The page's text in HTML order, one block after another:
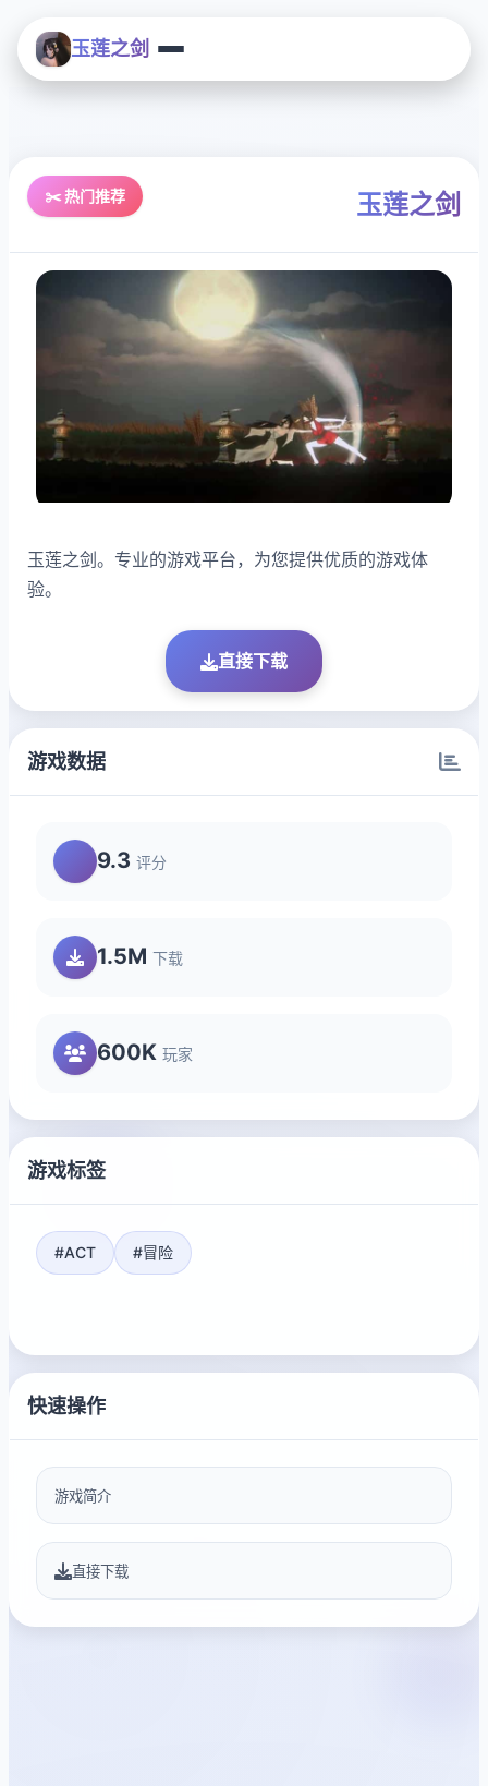
玉莲之剑
✂️ 热门推荐 玉莲之剑
玉莲之剑。专业的游戏平台，为您提供优质的游戏体
验。
直接下载
游戏数据
9.3 评分
1.5M 下载
600K 玩家
游戏标签
#ACT #冒险
快速操作
游戏简介
直接下载